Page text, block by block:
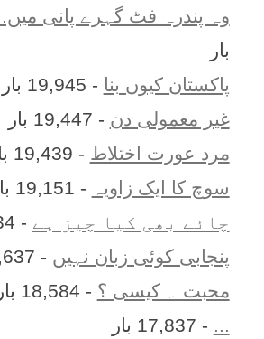
وہ پندرہ فٹ گہرے پانی میں...
بار
پاکستان کیوں بنا - 19,945 بار
غیر معمولی دن - 19,447 بار
مرد عورت اختلاط - 19,439 بار
سوچ کا ایک زاویہ
- 19,151 بار
چائے بھی کیا چیز ہے - 19,034 بار
پنجابی کوئی زبان نہیں - 18,637 بار
محبت ۔ کیسی ؟ - 18,584 بار
- 17,837 بار